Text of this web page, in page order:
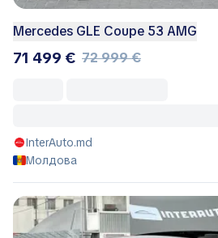
Mercedes GLE Coupe 53 AMG
71 499 € 72 999 €
InterAuto.md
Молдова